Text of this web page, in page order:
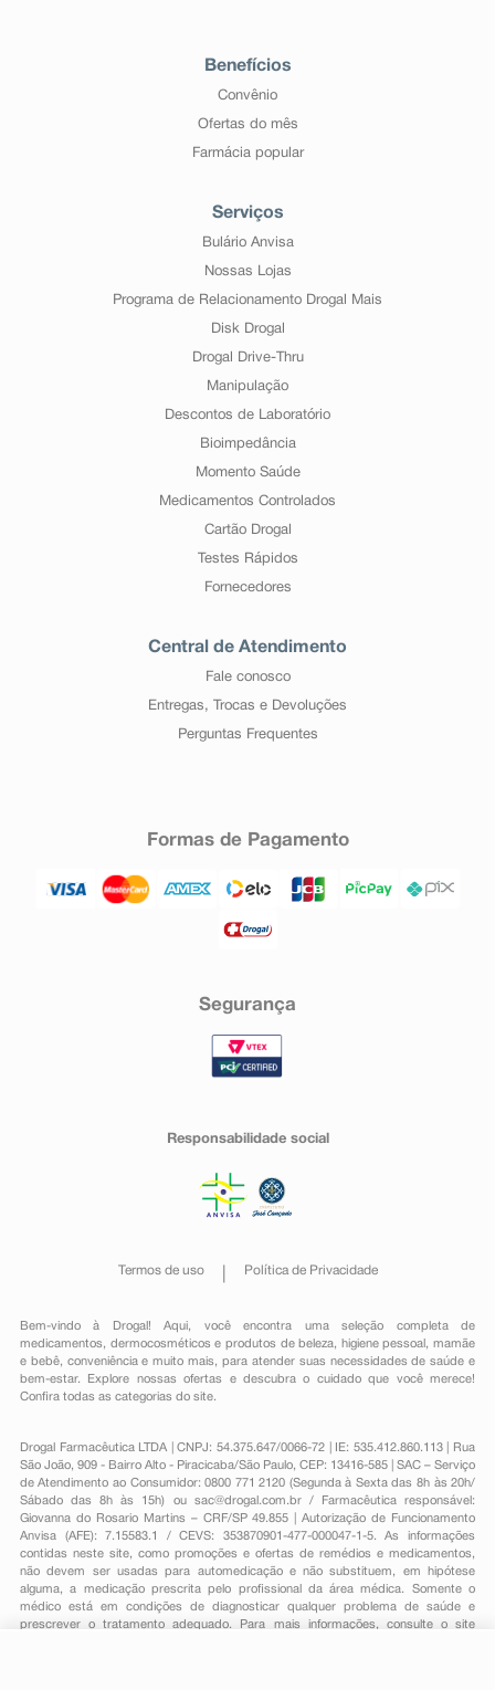
Benefícios
Convênio
Ofertas do mês
Farmácia popular
Serviços
Bulário Anvisa
Nossas Lojas
Programa de Relacionamento Drogal Mais
Disk Drogal
Drogal Drive-Thru
Manipulação
Descontos de Laboratório
Bioimpedância
Momento Saúde
Medicamentos Controlados
Cartão Drogal
Testes Rápidos
Fornecedores
Central de Atendimento
Fale conosco
Entregas, Trocas e Devoluções
Perguntas Frequentes
Formas de Pagamento
Segurança
Responsabilidade social
Termos de uso Política de Privacidade
Bem-vindo à Drogal! Aqui, você encontra uma seleção completa de
medicamentos , dermocosméticos e produtos de beleza, higiene pessoal ,mamãe
e bebê, conveniênciae muito mais, para atender suas necessidades de saúde e
bem-estar. Explore nossas ofertas e descubra o cuidado que você merece!
Confira todas as categorias do site.
Drogal Farmacêutica LTDA | CNPJ: 54.375.647/0066-72 | IE: 535.412.860.113 | Rua
São João, 909 - Bairro Alto - Piracicaba/São Paulo, CEP: 13416-585 | SAC – Serviço
de Atendimento ao Consumidor: 0800 771 2120 (Segunda à Sexta das 8h às 20h/
Sábado das 8h às 15h) ou sac@drogal.com.br/ Farmacêutica responsável:
Giovanna do Rosario Martins – CRF/SP 49.855 | Autorização de Funcionamento
Anvisa (AFE): 7.15583.1 / CEVS: 353870901-477-000047-1-5. As informações
contidas neste site, como promoções e ofertas de remédios e medicamentos,
não devem ser usadas para automedicação e não substituem, em hipótese
alguma, a medicação prescrita pelo profissional da área médica. Somente o
médico está em condições de diagnosticar qualquer problema de saúde e
prescrever o tratamento adequado. Para mais informações, consulte o site